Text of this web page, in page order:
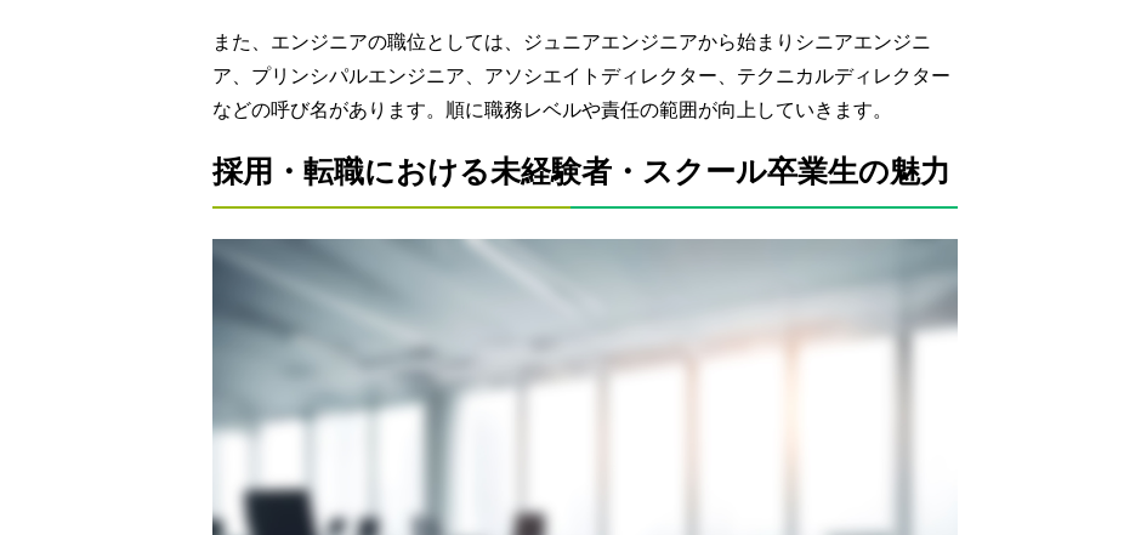
また、エンジニアの職位としては、ジュニアエンジニアから始まりシニアエンジニ
ア、プリンシパルエンジニア、アソシエイトディレクター、テクニカルディレクター
などの呼び名があります。順に職務レベルや責任の範囲が向上していきます。
採用・転職における未経験者・スクール卒業生の魅力